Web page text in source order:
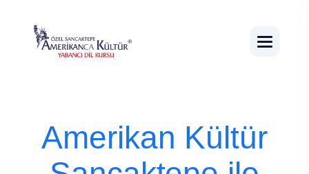
Amerikan Kültür